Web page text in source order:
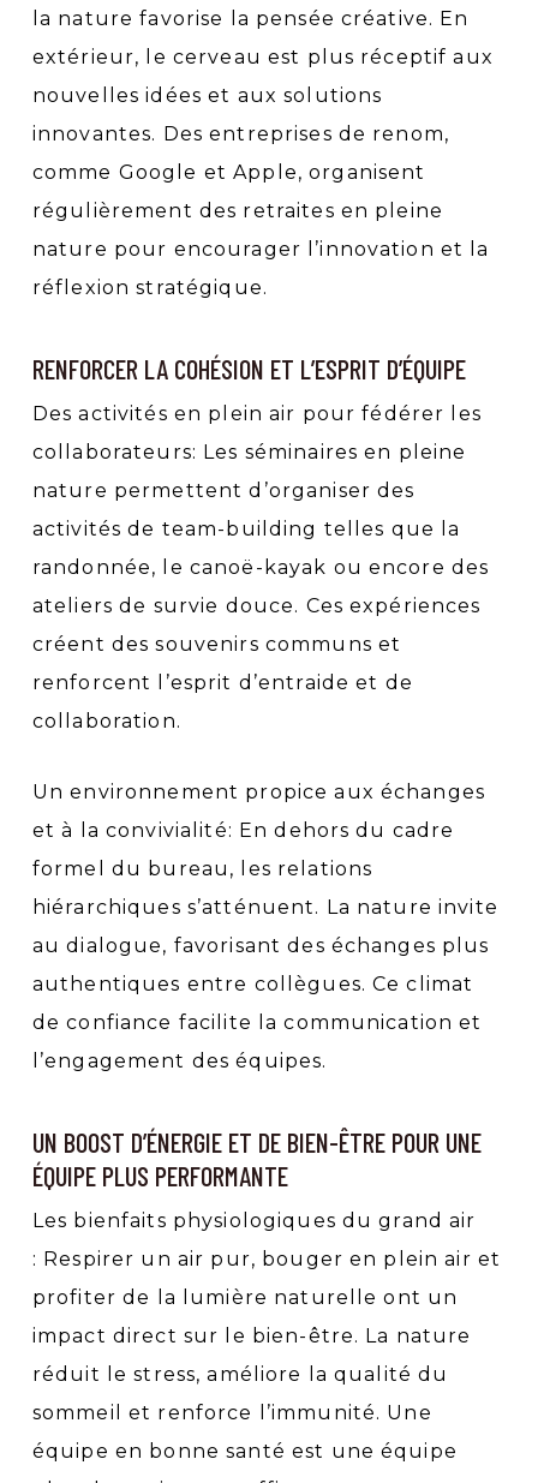
la nature favorise la pensée créative. En
extérieur, le cerveau est plus réceptif aux
nouvelles idées et aux solutions
innovantes. Des entreprises de renom,
comme Google et Apple, organisent
régulièrement des retraites en pleine
nature pour encourager l’innovation et la
réflexion stratégique.
RENFORCER LA COHÉSION ET L’ESPRIT D’ÉQUIPE
Des activités en plein air pour fédérer les
collaborateurs: Les séminaires en pleine
nature permettent d’organiser des
activités de team-building telles que la
randonnée, le canoë-kayak ou encore des
ateliers de survie douce. Ces expériences
créent des souvenirs communs et
renforcent l’esprit d’entraide et de
collaboration.
Un environnement propice aux échanges
et à la convivialité: En dehors du cadre
formel du bureau, les relations
hiérarchiques s’atténuent. La nature invite
au dialogue, favorisant des échanges plus
authentiques entre collègues. Ce climat
de confiance facilite la communication et
l’engagement des équipes.
UN BOOST D’ÉNERGIE ET DE BIEN-ÊTRE POUR UNE
ÉQUIPE PLUS PERFORMANTE
Les bienfaits physiologiques du grand air
: Respirer un air pur, bouger en plein air et
profiter de la lumière naturelle ont un
impact direct sur le bien-être. La nature
réduit le stress, améliore la qualité du
sommeil et renforce l’immunité. Une
équipe en bonne santé est une équipe